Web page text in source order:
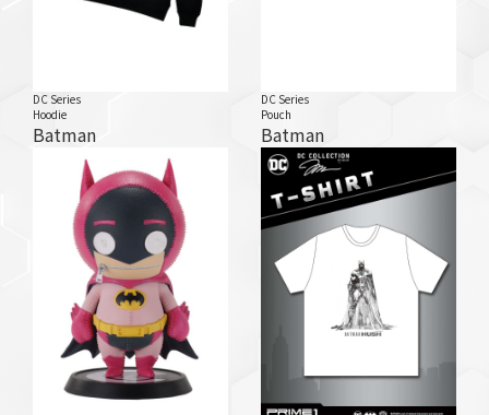
DC Series
Hoodie
Batman
DC Series
Pouch
Batman